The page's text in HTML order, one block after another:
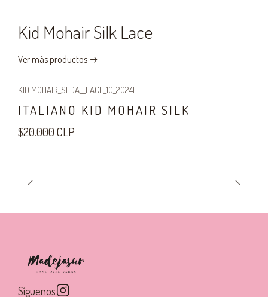
Kid Mohair Silk Lace
Ver más productos
KID MOHAIR_SEDA__LACE_10_2024|
ITALIANO KID MOHAIR SILK
$20.000 CLP
Síguenos